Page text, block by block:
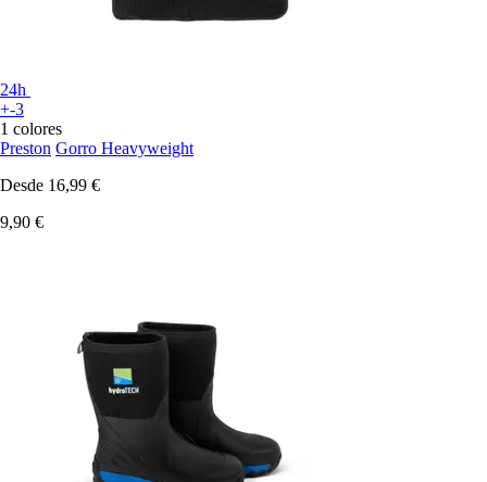
24h
+-3
1 colores
Preston Gorro Heavyweight
Desde 16,99 €
9,90 €